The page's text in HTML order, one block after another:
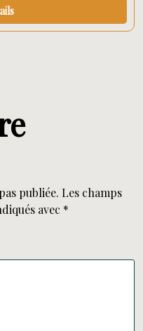
publiée. Les champs
avec *